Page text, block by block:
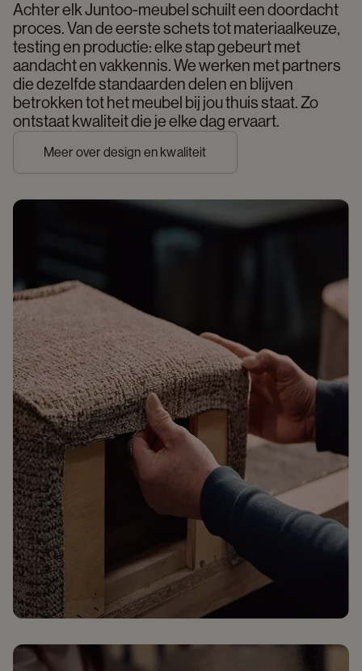
Achter elk Juntoo-meubel schuilt een doordacht
proces. Van de eerste schets tot materiaalkeuze,
testing en productie: elke stap gebeurt met
aandacht en vakkennis. We werken met partners
die dezelfde standaarden delen en blijven
betrokken tot het meubel bij jou thuis staat. Zo
ontstaat kwaliteit die je elke dag ervaart.
Meer over design en kwaliteit